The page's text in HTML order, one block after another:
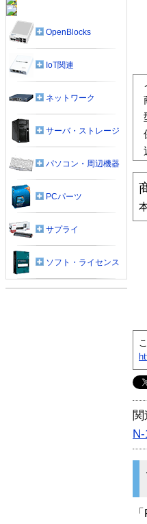
関
OpenBlocks
IoT関連
ネットワーク
サーバ・ストレージ
パソコン・周辺機器
PCパーツ
サプライ
ソフト・ライセンス